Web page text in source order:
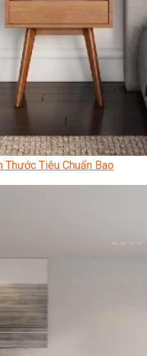
Thước Tiêu Chuẩn Bao